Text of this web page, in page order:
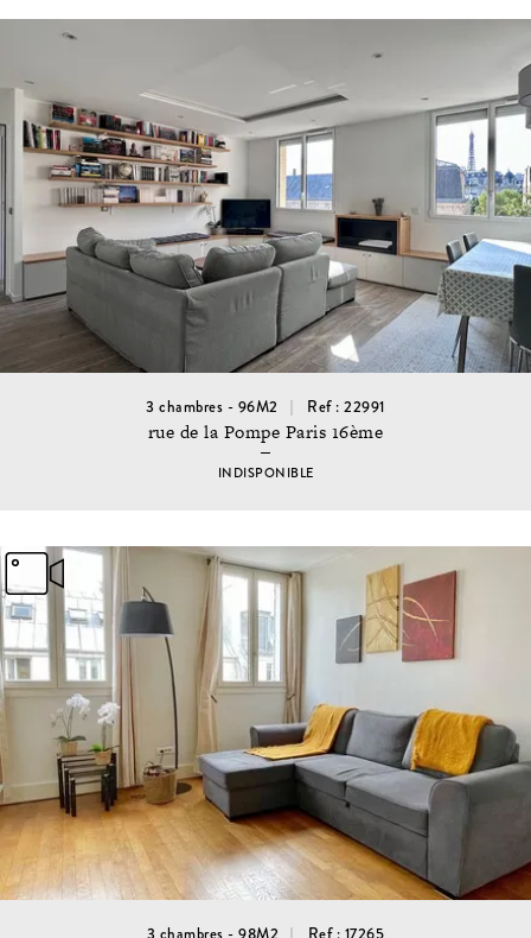
3 chambres - 96M2 Ref : 22991
rue de la Pompe Paris 16ème
INDISPONIBLE